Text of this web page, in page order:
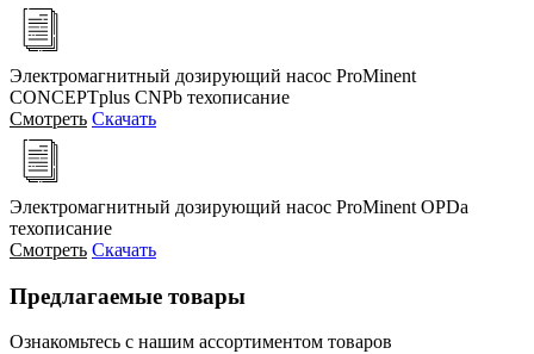
Электромагнитный дозирующий насос ProMinent
CONCEPTplus CNPb техописание
Смотреть Скачать
Электромагнитный дозирующий насос ProMinent OPDa
техописание
Смотреть Скачать
Предлагаемые товары
Ознакомьтесь с нашим ассортиментом товаров